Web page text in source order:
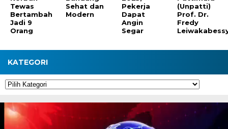
Tewas
Bertambah
Jadi 9
Orang
Sehat dan
Modern
Pekerja
Dapat
Angin
Segar
(Unpatti)
Prof. Dr.
Fredy
KATEGORI
Kategori
Pemutar
Video